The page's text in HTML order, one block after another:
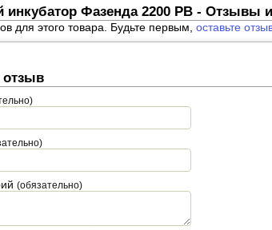
инкубатор Фазенда 2200 РВ - Отзывы
для этого товара. Будьте первым,оставьте
отзыв
(обязательно)